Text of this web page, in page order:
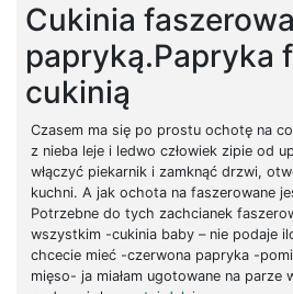
Cukinia
papryką.Papryka
cukinią
Czasem ma się po prostu ochotę na
z nieba leje i ledwo człowiek zipie od
włączyć piekarnik i zamknąć drzwi,
kuchni. A jak ochota na faszerowane
Potrzebne do tych zachcianek
wszystkim -cukinia baby – nie podaje
chcecie mieć -czerwona papryka -
mięso- ja miałam ugotowane na parze